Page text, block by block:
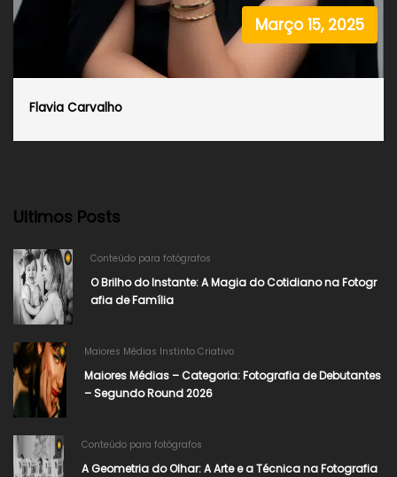
Março 15, 2025
Flavia Carvalho
Ultimos Posts
Conteúdo para fotógrafos
O Brilho do Instante: A Magia do Cotidiano na Fotogr
afia de Família
Maiores Médias Instinto Criativo
Maiores Médias – Categoria: Fotografia de Debutantes
– Segundo Round 2026​
Conteúdo para fotógrafos
A Geometria do Olhar: A Arte e a Técnica na Fotografia